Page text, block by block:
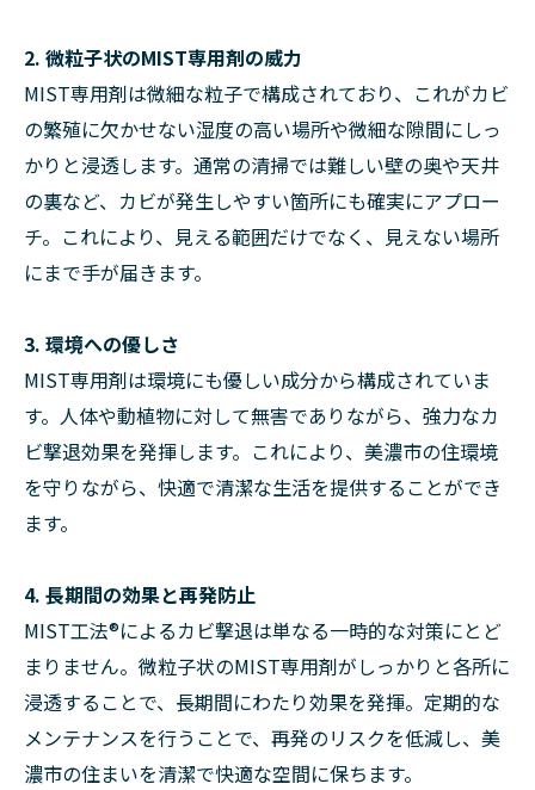
2. 微粒子状のMIST専用剤の威力
MIST専用剤は微細な粒子で構成されており、これがカビ
の繁殖に欠かせない湿度の高い場所や微細な隙間にしっ
かりと浸透します。通常の清掃では難しい壁の奥や天井
の裏など、カビが発生しやすい箇所にも確実にアプロー
チ。これにより、見える範囲だけでなく、見えない場所
にまで手が届きます。
3. 環境への優しさ
MIST専用剤は環境にも優しい成分から構成されていま
す。人体や動植物に対して無害でありながら、強力なカ
ビ撃退効果を発揮します。これにより、美濃市の住環境
を守りながら、快適で清潔な生活を提供することができ
ます。
4. 長期間の効果と再発防止
MIST工法®によるカビ撃退は単なる一時的な対策にとど
まりません。微粒子状のMIST専用剤がしっかりと各所に
浸透することで、長期間にわたり効果を発揮。定期的な
メンテナンスを行うことで、再発のリスクを低減し、美
濃市の住まいを清潔で快適な空間に保ちます。